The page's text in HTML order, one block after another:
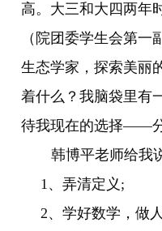
高。大三和大四两年
（院团委学生会第
生态学家，探索美丽
着什么？我脑袋里有
待我现在的选择——
韩博平老师给我
1、弄清定义;
2、学好数学，做